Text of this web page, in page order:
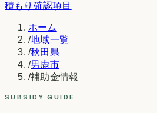
積もり確認項目
ホーム
/地域一覧
/秋田県
/男鹿市
/補助金情報
SUBSIDY GUIDE